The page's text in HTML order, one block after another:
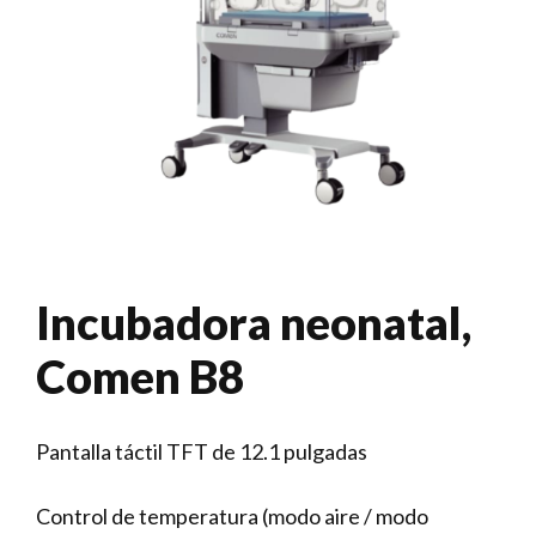
Incubadora neonatal,
Comen B8
Pantalla táctil TFT de 12.1 pulgadas
Control de temperatura (modo aire / modo